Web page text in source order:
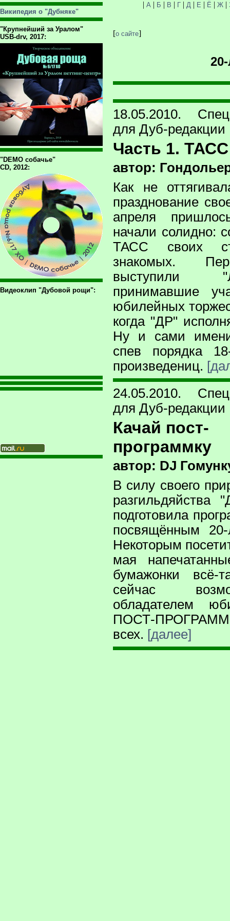
Википедия о "Дубняке"
"Крупнейший за Уралом"
USB-drv, 2017:
"DEMO собачье"
CD, 2012:
Видеоклип "Дубовой рощи":
| А | Б | В | Г| Д | Е | Ё | Ж|
[о сайте]
18.05.2010.
для Дуб-редакции
Часть 1. ТАСС
автор:
Как не
празднование
апреля
начали солидно:
ТАСС своих
знакомых.
выступили
принимавшие
юбилейных
когда "ДР"
Ну и сами
спев порядка
произведениц.
24.05.2010.
для Дуб-редакции
Качай пост-
программку
автор: DJ
В силу своего
разгильдяйства
подготовила
посвящённым 20-
Некоторым
мая
бумажонки всё-
сейчас
обладателем
ПОСТ-
всех. [далее]